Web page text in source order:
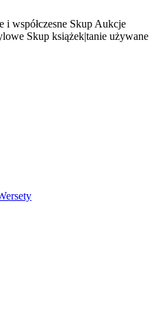
współczesne Skup Aukcje
Skup książek|tanie używane